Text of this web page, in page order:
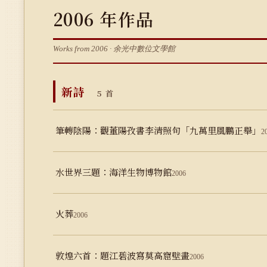
2006 年作品
Works from 2006 · 余光中數位文學館
新詩 5 首
筆轉陰陽：觀董陽孜書李清照句「九萬里風鵬正舉」
水世界三題：海洋生物博物館2006
火葬2006
敦煌六首：題江碧波寫莫高窟壁畫2006